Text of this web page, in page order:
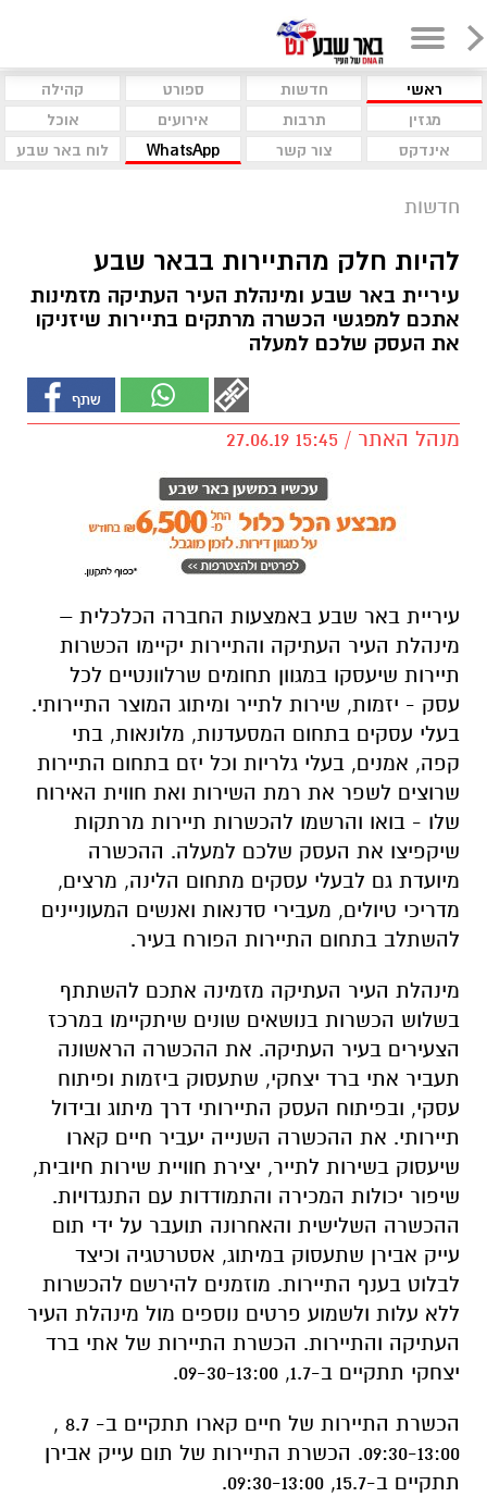
ראשי חדשות ספורט
קהילה
מגזין
תרבות אירועים
אוכל
אינדקס
צור קשר WhatsApp לוח באר שבע
חדשות
להיות חלק מהתיירות בבאר שבע
עיריית באר שבע ומינהלת העיר העתיקה מזמינות
אתכם למפגשי הכשרה מרתקים בתיירות שיזניקו
את העסק שלכם למעלה
מנהל האתר / 15:45 27.06.19
עיריית באר שבע באמצעות החברה הכלכלית –
מינהלת העיר העתיקה והתיירות יקיימו הכשרות
תיירות שיעסקו במגוון תחומים שרלוונטיים לכל
בעלי עסקים בתחום המסעדנות, מלונאות, בתי
קפה, אמנים, בעלי גלריות וכל יזם בתחום התיירות
שרוצים לשפר את רמת השירות ואת חווית האירוח
שלו - בואו והרשמו להכשרות תיירות מרתקות
שיקפיצו את העסק שלכם למעלה. ההכשרה
מיועדת גם לבעלי עסקים מתחום הלינה, מרצים,
מדריכי טיולים, מעבירי סדנאות ואנשים המעוניינים
להשתלב בתחום התיירות הפורח בעיר.
מינהלת העיר העתיקה מזמינה אתכם להשתתף
בשלוש הכשרות בנושאים שונים שיתקיימו במרכז
הצעירים בעיר העתיקה. את ההכשרה הראשונה
עסקי, ובפיתוח העסק התיירותי דרך מיתוג ובידול
תיירותי. את ההכשרה השנייה יעביר חיים קארו
שיעסוק בשירות לתייר, יצירת חוויית שירות חיובית,
שיפור יכולות המכירה והתמודדות עם התנגדויות.
ההכשרה השלישית והאחרונה תועבר על ידי תום
עייק אבירן שתעסוק במיתוג, אסטרטגיה וכיצד
לבלוט בענף התיירות. מוזמנים להירשם להכשרות
ללא עלות ולשמוע פרטים נוספים מול מינהלת העיר
העתיקה והתיירות. הכשרת התיירות של אתי ברד
יצחקי תתקיים ב-1.7, 09-30-13:00.
הכשרת התיירות של חיים קארו תתקיים ב- 8.7 ,
09:30-13:00. הכשרת התיירות של תום עייק אבירן
תתקיים ב-15.7, 09:30-13:00.
מספר המקומות מוגבל. ההשתתפות ללא תשלום
ומותנת בהרשמה מראש. אורך ההכשרות כ- 4
שעות. ההכשרות יתקיימו במרכז הצעירים, הרצל